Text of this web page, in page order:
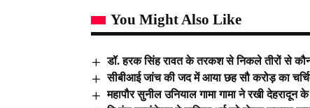
You Might Also Like
डॉ. हरक सिंह रावत के तरकश से निकले तीरों से
सीबीआई जांच की जद में आया छह सौ करोड़ का
महापौर सुनील उनियाल गामा गामा ने रखी देहरादून